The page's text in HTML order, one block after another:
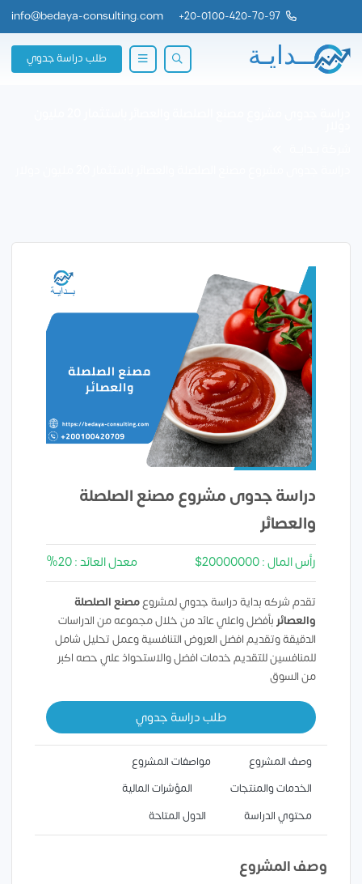
20-0100-420-70-97
+
info@bedaya-consulting.com
طلب دراسة جدوي
دراسة جدوى مشروع مصنع الصلصلة
والعصائر
رأس المال : 20000000$ معدل العائد : 20%
تقدم شركه بداية دراسة جدوي لمشروعمصنع الصلصلة
والعصائربأفضل واعلي عائد من خلال مجموعه من الدراسات
الدقيقة وتقديم افضل العروض التنافسية وعمل تحليل شامل
للمنافسين للتقديم خدمات افضل والاستحواذ علي حصه اكبر
من السوق
طلب دراسة جدوي
وصف المشروع
مواصفات المشروع
الخدمات والمنتجات
المؤشرات المالية
محتوي الدراسة
الدول المتاحة
وصف المشروع